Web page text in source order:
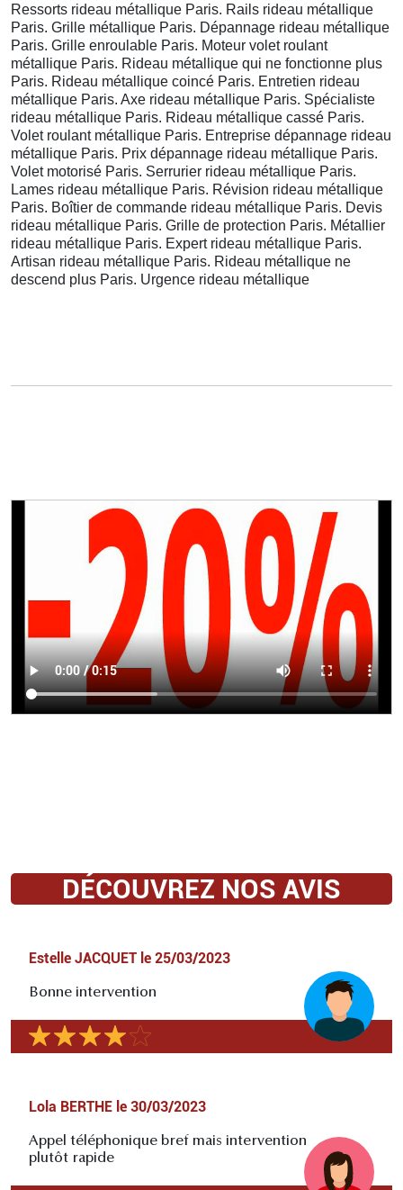
Ressorts rideau métallique Paris. Rails rideau métallique
Paris. Grille métallique Paris. Dépannage rideau métallique
Paris. Grille enroulable Paris. Moteur volet roulant
métallique Paris. Rideau métallique qui ne fonctionne plus
Paris. Rideau métallique coincé Paris. Entretien rideau
métallique Paris. Axe rideau métallique Paris. Spécialiste
rideau métallique Paris. Rideau métallique cassé Paris.
Volet roulant métallique Paris. Entreprise dépannage rideau
métallique Paris. Prix dépannage rideau métallique Paris.
Volet motorisé Paris. Serrurier rideau métallique Paris.
Lames rideau métallique Paris. Révision rideau métallique
Paris. Boîtier de commande rideau métallique Paris. Devis
rideau métallique Paris. Grille de protection Paris. Métallier
rideau métallique Paris. Expert rideau métallique Paris.
Artisan rideau métallique Paris. Rideau métallique ne
descend plus Paris. Urgence rideau métallique
DÉCOUVREZ NOS AVIS
Estelle JACQUET le 25/03/2023
Bonne intervention
Lola BERTHE le 30/03/2023
Appel téléphonique bref mais intervention
plutôt rapide